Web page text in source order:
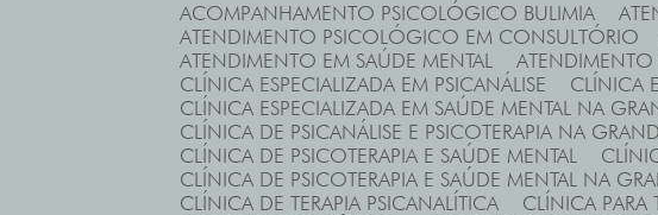
ACOMPANHAMENTO PSICOLÓGICO BULIMIA
ATENDIMENTO PSICOLÓGICO EM CONSULTÓRIO
ATENDIMENTO EM SAÚDE MENTAL
CLÍNICA ESPECIALIZADA EM PSICANÁLISE
CLÍNICA
CLÍNICA ESPECIALIZADA EM SAÚDE MENTAL NA
CLÍNICA DE PSICANÁLISE E PSICOTERAPIA NA
CLÍNICA DE PSICOTERAPIA E SAÚDE MENTAL
CLÍNICA DE PSICOTERAPIA E SAÚDE MENTAL NA
CLÍNICA DE TERAPIA PSICANALÍTICA
CLÍNICA